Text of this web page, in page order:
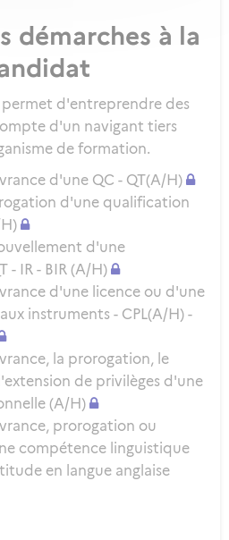
démarches à la
d'entreprendre des
d'un navigant tiers
de formation.
d'une QC - QT(A/H)
d'une qualification
d'une
- IR - BIR (A/H)
d'une licence ou d'une
instruments - CPL(A/H) -
la prorogation, le
de privilèges d'une
(A/H)
prorogation ou
compétence linguistique
en langue anglaise